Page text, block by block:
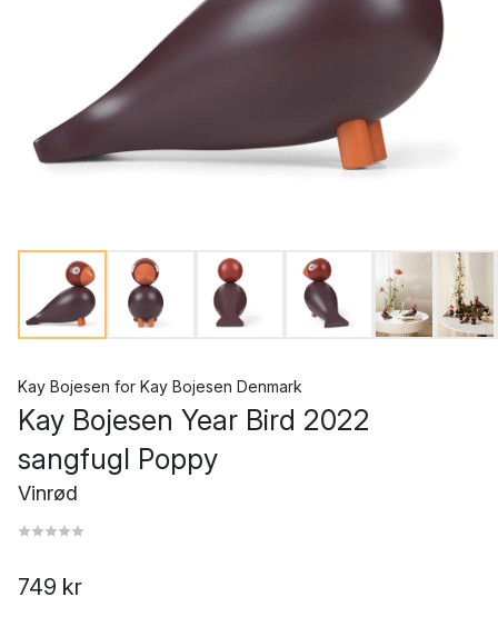
Kay Bojesen for Kay Bojesen Denmark
Kay Bojesen Year Bird 2022
sangfugl Poppy
Vinrød
749 kr